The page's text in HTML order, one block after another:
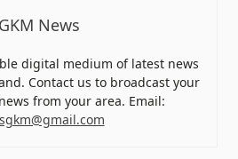
GKM News
digital medium of latest news
Contact us to broadcast your
from your area. Email: